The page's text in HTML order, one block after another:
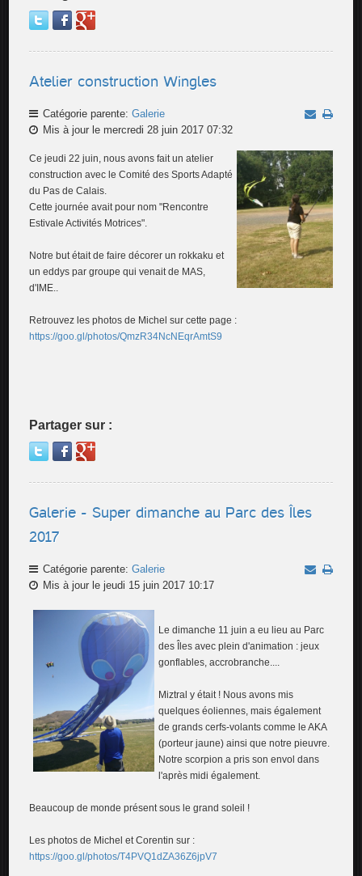
Atelier construction Wingles
Catégorie parente:Galerie
Mis à jour le mercredi 28 juin 2017 07:32
Ce jeudi 22 juin, nous avons fait un atelier
construction avec le Comité des Sports Adapté
du Pas de Calais.
Cette journée avait pour nom "Rencontre
Estivale Activités Motrices".
Notre but était de faire décorer un rokkaku et
un eddys par groupe qui venait de MAS,
d'IME..
Retrouvez les photos de Michel sur cette page :
https://goo.gl/photos/QmzR34NcNEqrAmtS9
Partager sur :
Galerie - Super dimanche au Parc des Îles
2017
Catégorie parente:Galerie
Mis à jour le jeudi 15 juin 2017 10:17
Le dimanche 11 juin a eu lieu au Parc
des Îles avec plein d'animation : jeux
gonflables, accrobranche....
Miztral y était ! Nous avons mis
quelques éoliennes, mais également
de grands cerfs-volants comme le AKA
(porteur jaune) ainsi que notre pieuvre.
Notre scorpion a pris son envol dans
l'après midi également.
Beaucoup de monde présent sous le grand soleil !
Les photos de Michel et Corentin sur :
https://goo.gl/photos/T4PVQ1dZA36Z6jpV7